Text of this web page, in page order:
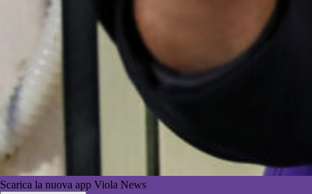
Scarica la nuova app Viola News